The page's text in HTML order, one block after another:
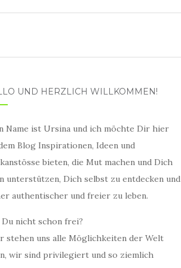
UND HERZLICH WILLKOMMEN!
Name ist Ursina und ich möchte Dir hier
Blog Inspirationen, Ideen und
bieten, die Mut machen und Dich
unterstützen, Dich selbst zu entdecken und
authentischer und freier zu leben.
nicht schon frei?
stehen uns alle Möglichkeiten der Welt
wir sind privilegiert und so ziemlich